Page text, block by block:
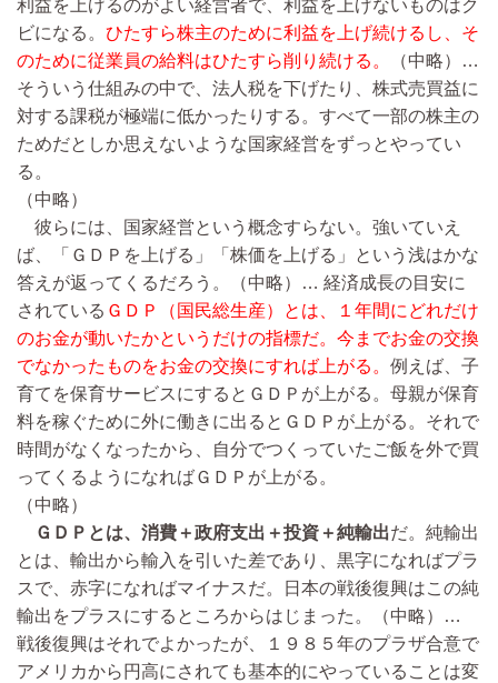
利益を上げるのがよい経営者で、利益を上げないものはク
ビになる。 ひたすら株主のために利益を上げ続けるし、そ
のために従業員の給料はひたすら削り続ける。
（中略）…
そういう仕組みの中で、法人税を下げたり、株式売買益に
対する課税が極端に低かったりする。すべて一部の株主の
ためだとしか思えないような国家経営をずっとやってい
る。
（中略）
彼らには、国家経営という概念すらない。強いていえ
ば、「ＧＤＰを上げる」「株価を上げる」という浅はかな
答えが返ってくるだろう。
（中略）… 経済成長の目安に
されている ＧＤＰ（国民総生産）とは、１年間にどれだけ
のお金が動いたかというだけの指標だ。今までお金の交換
でなかったものをお金の交換にすれば上がる。 例えば、子
育てを保育サービスにするとＧＤＰが上がる。母親が保育
料を稼ぐために外に働きに出るとＧＤＰが上がる。それで
時間がなくなったから、自分でつくっていたご飯を外で買
ってくるようになればＧＤＰが上がる。
（中略）
ＧＤＰとは、消費＋政府支出＋投資＋純輸出だ。純輸出
とは、輸出から輸入を引いた差であり、黒字になればプラ
スで、赤字になればマイナスだ。日本の戦後復興はこの純
輸出をプラスにするところからはじまった。
（中略）…
戦後復興はそれでよかったが、１９８５年のプラザ合意で
アメリカから円高にされても基本的にやっていることは変